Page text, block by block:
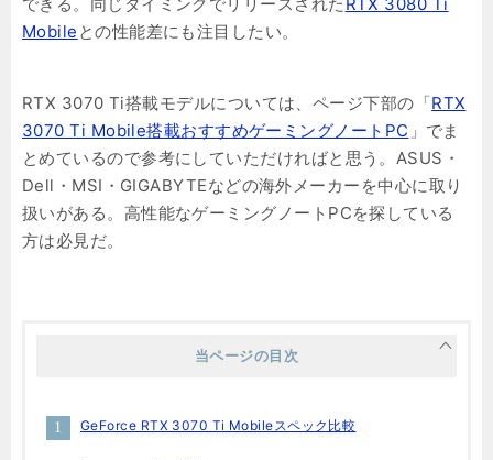
Mobile との性能差にも注目したい。
RTX 3070 Ti搭載モデルについては、ページ下部の「RTX
3070 Ti Mobile搭載おすすめゲーミングノートPC 」でま
とめているので参考にしていただければと思う。ASUS・
Dell・MSI・GIGABYTEなどの海外メーカーを中心に取り
扱いがある。高性能なゲーミングノートPCを探している
方は必見だ。
当ページの目次
GeForce RTX 3070 Ti Mobileスペック比較